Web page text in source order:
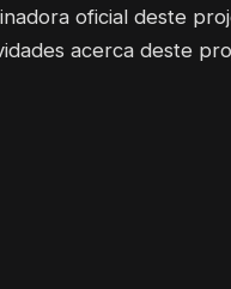
oficial deste
acerca deste